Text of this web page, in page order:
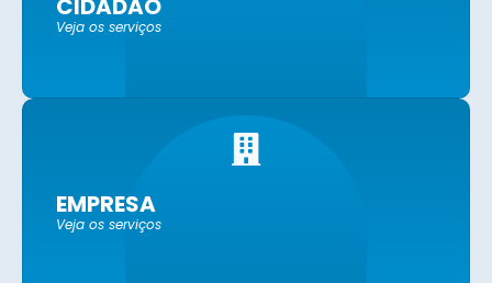
Veja os serviços
EMPRESA
Veja os serviços